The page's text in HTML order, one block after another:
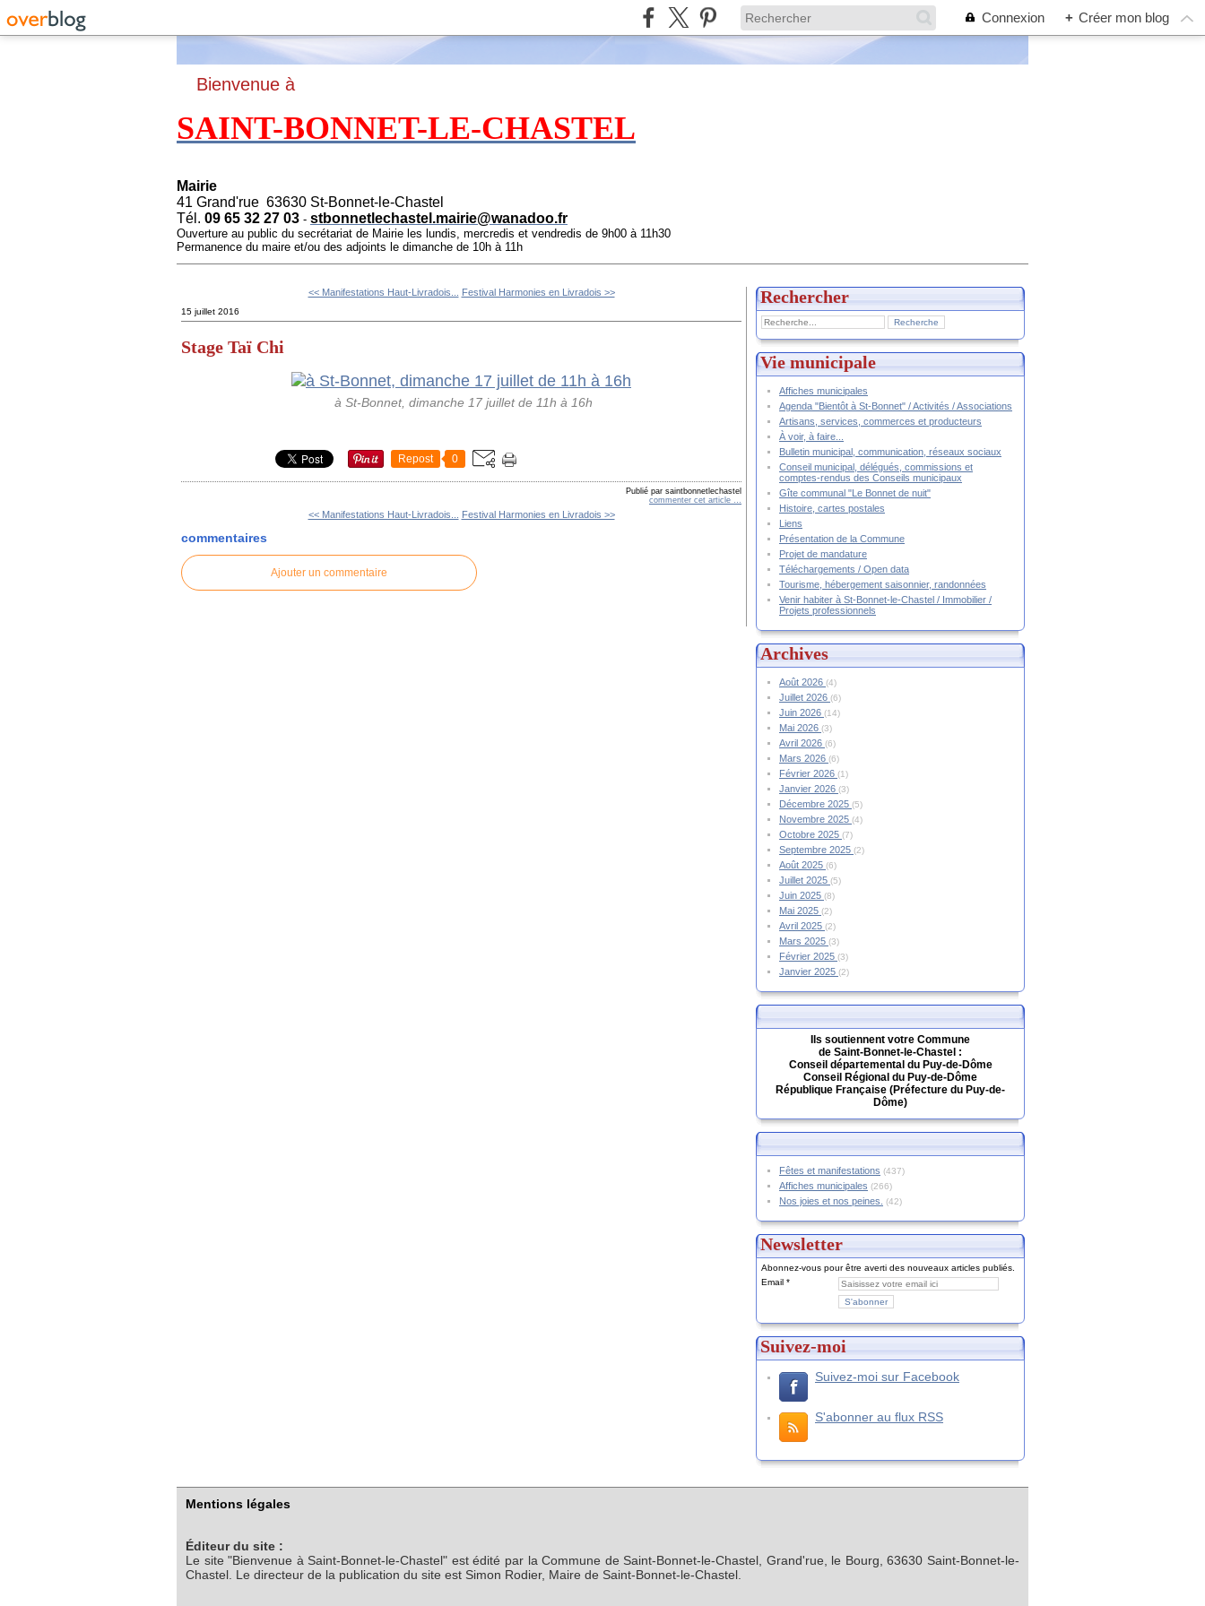
Connexion + Créer mon blog
Bienvenue à
SAINT-BONNET-LE-CHASTEL
Mairie
41 Grand'rue 63630 St-Bonnet-le-Chastel
Tél. 09 65 32 27 03 - stbonnetlechastel.mairie@wanadoo.fr
Ouverture au public du secrétariat de Mairie les lundis, mercredis et vendredis de 9h00 à 11h30
Permanence du maire et/ou des adjoints le dimanche de 10h à 11h
<< Manifestations Haut-Livradois... Festival Harmonies en Livradois >>
15 juillet 2016
Stage Taï Chi
à St-Bonnet, dimanche 17 juillet de 11h à 16h
Repost 0
Publié par saintbonnetlechastel
commenter cet article …
<< Manifestations Haut-Livradois... Festival Harmonies en Livradois >>
commentaires
Ajouter un commentaire
Rechercher
Vie municipale
Affiches municipales
Agenda "Bientôt à St-Bonnet" / Activités / Associations
Artisans, services, commerces et producteurs
À voir, à faire...
Bulletin municipal, communication, réseaux sociaux
Conseil municipal, délégués, commissions et
comptes-rendus des Conseils municipaux
Gîte communal "Le Bonnet de nuit"
Histoire, cartes postales
Liens
Présentation de la Commune
Projet de mandature
Téléchargements / Open data
Tourisme, hébergement saisonnier, randonnées
Venir habiter à St-Bonnet-le-Chastel / Immobilier /
Projets professionnels
Archives
Août 2026 (4)
Juillet 2026 (6)
Juin 2026 (14)
Mai 2026 (3)
Avril 2026 (6)
Mars 2026 (6)
Février 2026 (1)
Janvier 2026 (3)
Décembre 2025 (5)
Novembre 2025 (4)
Octobre 2025 (7)
Septembre 2025 (2)
Août 2025 (6)
Juillet 2025 (5)
Juin 2025 (8)
Mai 2025 (2)
Avril 2025 (2)
Mars 2025 (3)
Février 2025 (3)
Janvier 2025 (2)
Ils soutiennent votre Commune
de Saint-Bonnet-le-Chastel :
Conseil départemental du Puy-de-Dôme
Conseil Régional du Puy-de-Dôme
République Française (Préfecture du Puy-de-
Dôme)
Fêtes et manifestations (437)
Affiches municipales (266)
Nos joies et nos peines. (42)
Newsletter
Abonnez-vous pour être averti des nouveaux articles publiés.
Email
Suivez-moi
Suivez-moi sur Facebook
S'abonner au flux RSS
Mentions légales
Éditeur du site :
Le site "Bienvenue à Saint-Bonnet-le-Chastel" est édité par la Commune de Saint-Bonnet-le-Chastel, Grand'rue, le Bourg, 63630 Saint-Bonnet-le-
Chastel. Le directeur de la publication du site est Simon Rodier, Maire de Saint-Bonnet-le-Chastel.